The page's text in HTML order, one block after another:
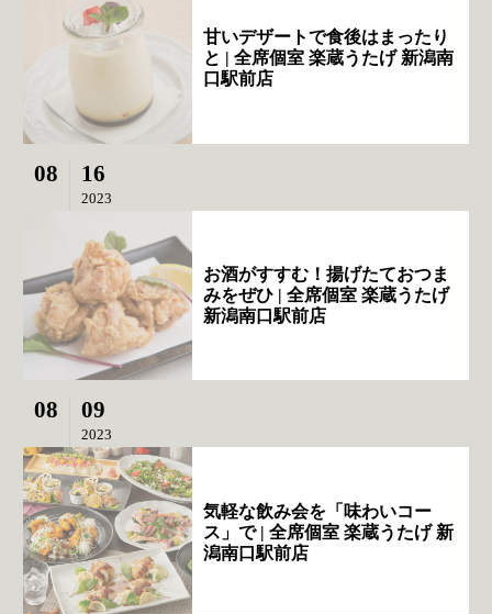
甘いデザートで食後はまったり
と | 全席個室 楽蔵うたげ 新潟南
口駅前店
08 16
2023
お酒がすすむ！揚げたておつま
みをぜひ | 全席個室 楽蔵うたげ
新潟南口駅前店
08 09
2023
気軽な飲み会を「味わいコー
ス」で | 全席個室 楽蔵うたげ 新
潟南口駅前店